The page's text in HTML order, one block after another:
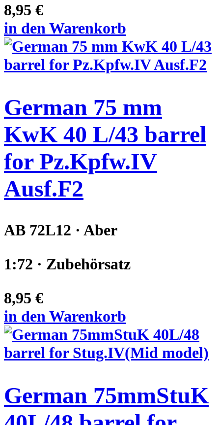
8,95 €
in den Warenkorb
German 75 mm
KwK 40 L/43 barrel
for Pz.Kpfw.IV
Ausf.F2
AB 72L12 · Aber
1:72 · Zubehörsatz
8,95 €
in den Warenkorb
German 75mmStuK